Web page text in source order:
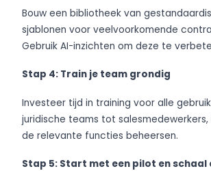
Bouw een bibliotheek van
sjablonen voor veelvoorkomende
Gebruik AI-inzichten om deze te
Stap 4: Train je team grondig
Investeer tijd in training voor alle
juridische teams tot
de relevante functies beheersen.
Stap 5: Start met een pilot en schaal